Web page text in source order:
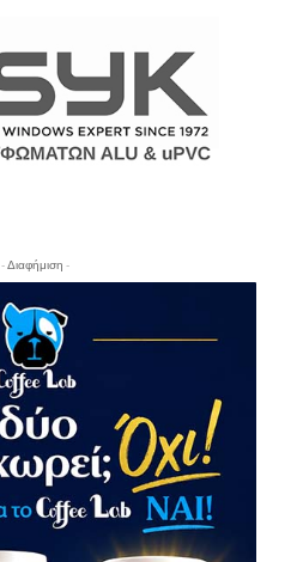
- Διαφήμιση -